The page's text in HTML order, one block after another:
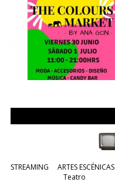
STREAMING
ARTES ESCÉNICAS
Teatro